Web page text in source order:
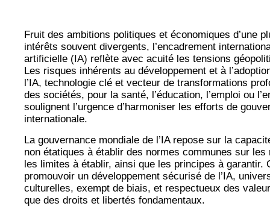
Fruit des ambitions politiques et économiques d’une
intérêts souvent divergents, l’encadrement
artificielle (IA) reflète avec acuité les tensions
Les risques inhérents au développement et à
l’IA, technologie clé et vecteur de transformations
des sociétés, pour la santé, l’éducation, l’emploi ou
soulignent l’urgence d’harmoniser les efforts de
internationale.
La gouvernance mondiale de l’IA repose sur la
non étatiques à établir des normes communes sur
les limites à établir, ainsi que les principes à garantir.
promouvoir un développement sécurisé de l’IA,
culturelles, exempt de biais, et respectueux des
que des droits et libertés fondamentaux.